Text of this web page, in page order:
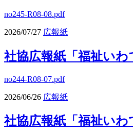
no245-R08-08.pdf
2026/07/27 広報紙
社協広報紙「福祉いわ
no244-R08-07.pdf
2026/06/26 広報紙
社協広報紙「福祉いわ